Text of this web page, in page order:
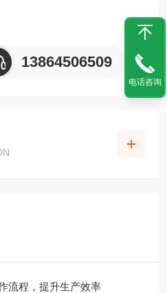
13864506509
流程，提升生产效率
电话咨询